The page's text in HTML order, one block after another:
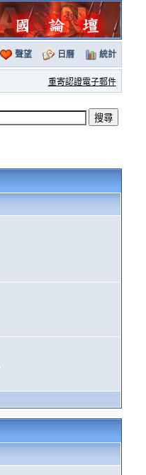
聲望 日曆 統計
重寄認證電子郵件